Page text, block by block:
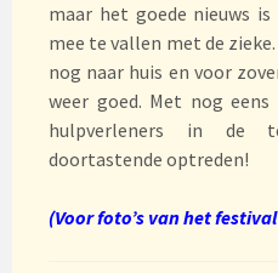
maar het goede nieuws
mee te vallen met de
nog naar huis en voor
weer goed. Met nog
hulpverleners in de
doortastende optreden!
(Voor foto’s van het